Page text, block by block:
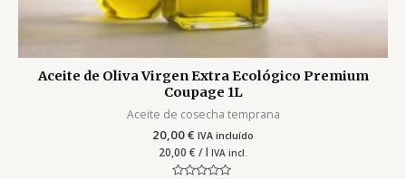
Aceite de Oliva Virgen Extra Ecológico Premium
Coupage 1L
Aceite de cosecha temprana
20,00€ IVA incluído
20,00 € / l IVA incl.